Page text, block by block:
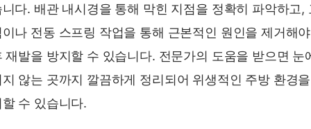
다. 배관 내시경을 통해 막힌 지점을 정확히 파악하고,
나 전동 스프링 작업을 통해 근본적인 원인을 제거해야
재발을 방지할 수 있습니다. 전문가의 도움을 받으면 눈
않는 곳까지 깔끔하게 정리되어 위생적인 주방 환경을
수 있습니다.